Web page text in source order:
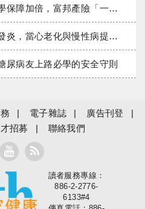
險「一期逐夢」專案加碼遠距醫療與緊急救援
當心老化與慢性病提早報到
尿病友上路必學的安全守則
電子雜誌
廣告刊登
招募 聯絡我們
大家健康
讀者服務專線：
886-2-2776-
6133#4